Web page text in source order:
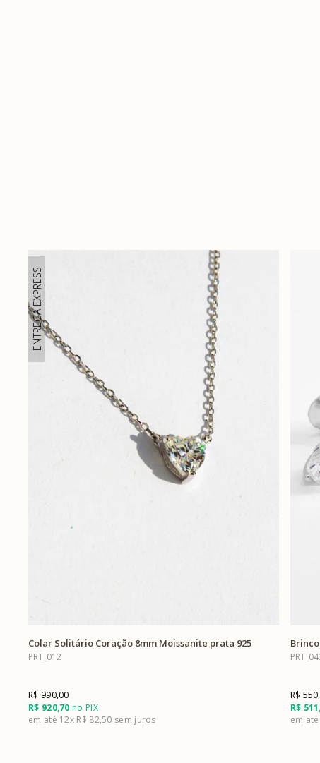
ENTREGA EXPRESS
Colar Solitário Coração 8mm Moissanite prata 925
PRT_012
R$ 920,70 no PIX
R$ 990,00
12x R$ 82,50
R$
R$